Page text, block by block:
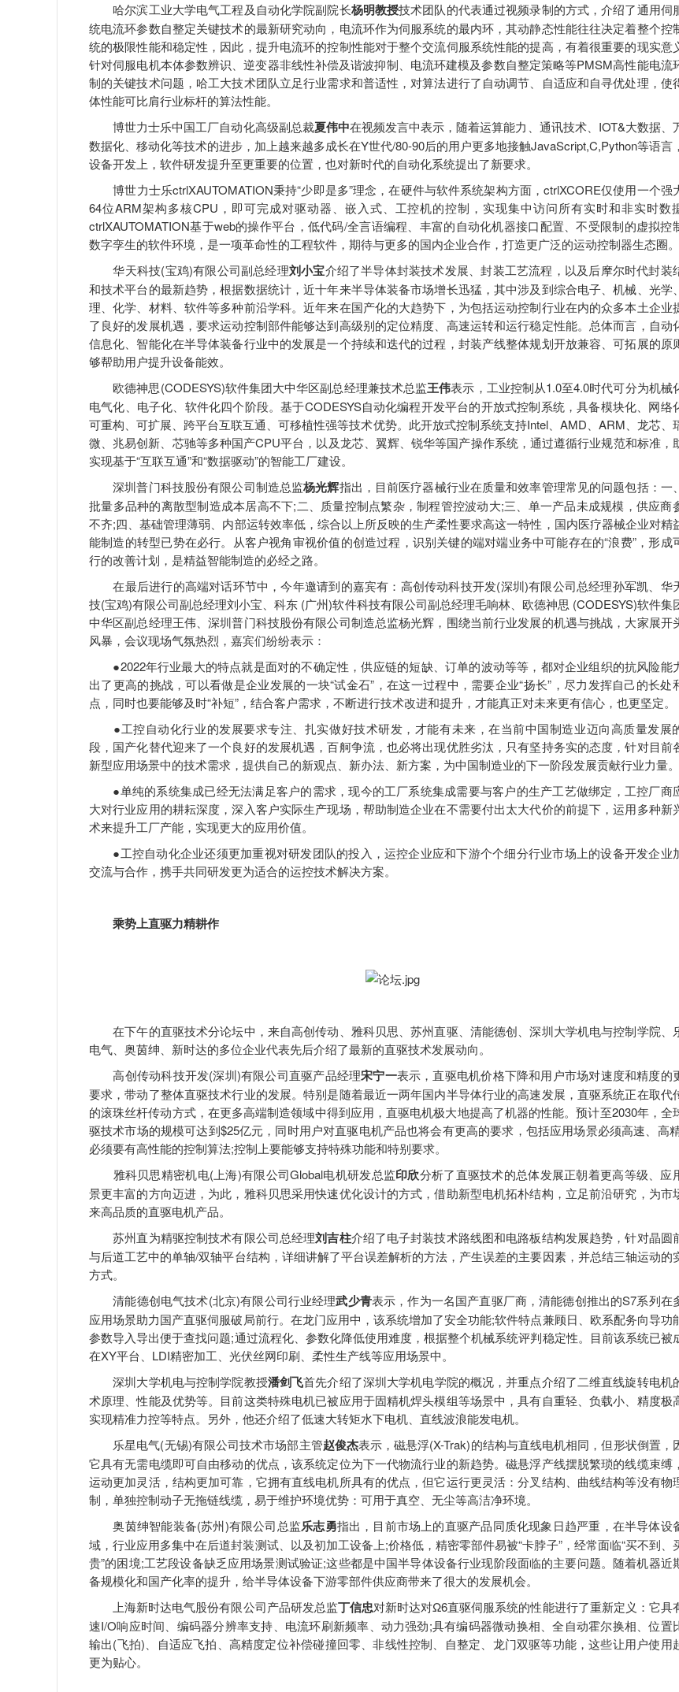
哈尔滨工业大学电气工程及自动化学院副院长杨明教授技术团队的代表通过视频录制的方式，介绍了通用伺
统电流环参数自整定关键技术的最新研究动向，电流环作为伺服系统的最内环，其动静态性能往往决定着整个控
统的极限性能和稳定性，因此，提升电流环的控制性能对于整个交流伺服系统性能的提高，有着很重要的现实意
针对伺服电机本体参数辨识、逆变器非线性补偿及谐波抑制、电流环建模及参数自整定策略等PMSM高性能电流
制的关键技术问题，哈工大技术团队立足行业需求和普适性，对算法进行了自动调节、自适应和自寻优处理，使
体性能可比肩行业标杆的算法性能。
博世力士乐中国工厂自动化高级副总裁夏伟中在视频发言中表示，随着运算能力、通讯技术、IOT&大数据、
数据化、移动化等技术的进步，加上越来越多成长在Y世代/80-90后的用户更多地接触JavaScript,C,Python等语言
设备开发上，软件研发提升至更重要的位置，也对新时代的自动化系统提出了新要求。
博世力士乐ctrlXAUTOMATION秉持“少即是多”理念，在硬件与软件系统架构方面，ctrlXCORE仅使用一个强
64位ARM架构多核CPU，即可完成对驱动器、嵌入式、工控机的控制，实现集中访问所有实时和非实时数据
ctrlXAUTOMATION基于web的操作平台，低代码/全言语编程、丰富的自动化机器接口配置、不受限制的虚拟控
数字孪生的软件环境，是一项革命性的工程软件，期待与更多的国内企业合作，打造更广泛的运动控制器生态圈。
华天科技(宝鸡)有限公司副总经理刘小宝介绍了半导体封装技术发展、封装工艺流程，以及后摩尔时代封装
和技术平台的最新趋势，根据数据统计，近十年来半导体装备市场增长迅猛，其中涉及到综合电子、机械、光学
理、化学、材料、软件等多种前沿学科。近年来在国产化的大趋势下，为包括运动控制行业在内的众多本土企业
了良好的发展机遇，要求运动控制部件能够达到高级别的定位精度、高速运转和运行稳定性能。总体而言，自动
信息化、智能化在半导体装备行业中的发展是一个持续和迭代的过程，封装产线整体规划开放兼容、可拓展的原
够帮助用户提升设备能效。
欧德神思(CODESYS)软件集团大中华区副总经理兼技术总监王伟表示，工业控制从1.0至4.0时代可分为机械
电气化、电子化、软件化四个阶段。基于CODESYS自动化编程开发平台的开放式控制系统，具备模块化、网络
可重构、可扩展、跨平台互联互通、可移植性强等技术优势。此开放式控制系统支持Intel、AMD、ARM、龙芯、
微、兆易创新、芯驰等多种国产CPU平台，以及龙芯、翼辉、锐华等国产操作系统，通过遵循行业规范和标准，
实现基于“互联互通”和“数据驱动”的智能工厂建设。
深圳普门科技股份有限公司制造总监杨光辉指出，目前医疗器械行业在质量和效率管理常见的问题包括：一
批量多品种的离散型制造成本居高不下;二、质量控制点繁杂，制程管控波动大;三、单一产品未成规模，供应商
不齐;四、基础管理薄弱、内部运转效率低，综合以上所反映的生产柔性要求高这一特性，国内医疗器械企业对精
能制造的转型已势在必行。从客户视角审视价值的创造过程，识别关键的端对端业务中可能存在的“浪费”，形成
行的改善计划，是精益智能制造的必经之路。
在最后进行的高端对话环节中，今年邀请到的嘉宾有：高创传动科技开发(深圳)有限公司总经理孙军凯、华
技(宝鸡)有限公司副总经理刘小宝、科东 (广州)软件科技有限公司副总经理毛响林、欧德神思 (CODESYS)软件集
中华区副总经理王伟、深圳普门科技股份有限公司制造总监杨光辉，围绕当前行业发展的机遇与挑战，大家展开
风暴，会议现场气氛热烈，嘉宾们纷纷表示：
●2022年行业最大的特点就是面对的不确定性，供应链的短缺、订单的波动等等，都对企业组织的抗风险能
出了更高的挑战，可以看做是企业发展的一块“试金石”，在这一过程中，需要企业“扬长”，尽力发挥自己的长处
点，同时也要能够及时“补短”，结合客户需求，不断进行技术改进和提升，才能真正对未来更有信心，也更坚定。
●工控自动化行业的发展要求专注、扎实做好技术研发，才能有未来，在当前中国制造业迈向高质量发展
段，国产化替代迎来了一个良好的发展机遇，百舸争流，也必将出现优胜劣汰，只有坚持务实的态度，针对目前
新型应用场景中的技术需求，提供自己的新观点、新办法、新方案，为中国制造业的下一阶段发展贡献行业力量。
●单纯的系统集成已经无法满足客户的需求，现今的工厂系统集成需要与客户的生产工艺做绑定，工控厂商
大对行业应用的耕耘深度，深入客户实际生产现场，帮助制造企业在不需要付出太大代价的前提下，运用多种新
术来提升工厂产能，实现更大的应用价值。
●工控自动化企业还须更加重视对研发团队的投入，运控企业应和下游个个细分行业市场上的设备开发企业
交流与合作，携手共同研发更为适合的运控技术解决方案。
乘势上直驱力精耕作
在下午的直驱技术分论坛中，来自高创传动、雅科贝思、苏州直驱、清能德创、深圳大学机电与控制学院、
电气、奥茵绅、新时达的多位企业代表先后介绍了最新的直驱技术发展动向。
高创传动科技开发(深圳)有限公司直驱产品经理宋宁一表示，直驱电机价格下降和用户市场对速度和精度的
要求，带动了整体直驱技术行业的发展。特别是随着最近一两年国内半导体行业的高速发展，直驱系统正在取代
的滚珠丝杆传动方式，在更多高端制造领域中得到应用，直驱电机极大地提高了机器的性能。预计至2030年，全
驱技术市场的规模可达到$25亿元，同时用户对直驱电机产品也将会有更高的要求，包括应用场景必须高速、高
必须要有高性能的控制算法;控制上要能够支持特殊功能和特别要求。
雅科贝思精密机电(上海)有限公司Global电机研发总监印欣分析了直驱技术的总体发展正朝着更高等级、应
景更丰富的方向迈进，为此，雅科贝思采用快速优化设计的方式，借助新型电机拓朴结构，立足前沿研究，为市
来高品质的直驱电机产品。
苏州直为精驱控制技术有限公司总经理刘吉柱介绍了电子封装技术路线图和电路板结构发展趋势，针对晶圆
与后道工艺中的单轴/双轴平台结构，详细讲解了平台误差解析的方法，产生误差的主要因素，并总结三轴运动的
方式。
清能德创电气技术(北京)有限公司行业经理武少青表示，作为一名国产直驱厂商，清能德创推出的S7系列在
应用场景助力国产直驱伺服破局前行。在龙门应用中，该系统增加了安全功能;软件特点兼顾日、欧系配务向导功
参数导入导出便于查找问题;通过流程化、参数化降低使用难度，根据整个机械系统评判稳定性。目前该系统已被
在XY平台、LDI精密加工、光伏丝网印刷、柔性生产线等应用场景中。
深圳大学机电与控制学院教授潘剑飞首先介绍了深圳大学机电学院的概况，并重点介绍了二维直线旋转电机
术原理、性能及优势等。目前这类特殊电机已被应用于固精机焊头模组等场景中，具有自重轻、负载小、精度极
实现精准力控等特点。另外，他还介绍了低速大转矩水下电机、直线波浪能发电机。
乐星电气(无锡)有限公司技术市场部主管赵俊杰表示，磁悬浮(X-Trak)的结构与直线电机相同，但形状倒置，
它具有无需电缆即可自由移动的优点，该系统定位为下一代物流行业的新趋势。磁悬浮产线摆脱繁琐的线缆束缚
运动更加灵活，结构更加可靠，它拥有直线电机所具有的优点，但它运行更灵活：分叉结构、曲线结构等没有物
制，单独控制动子无拖链线缆，易于维护环境优势：可用于真空、无尘等高洁净环境。
奥茵绅智能装备(苏州)有限公司总监乐志勇指出，目前市场上的直驱产品同质化现象日趋严重，在半导体设
域，行业应用多集中在后道封装测试、以及初加工设备上;价格低，精密零部件易被“卡脖子”，经常面临“买不到、
贵”的困境;工艺段设备缺乏应用场景测试验证;这些都是中国半导体设备行业现阶段面临的主要问题。随着机器近
备规模化和国产化率的提升，给半导体设备下游零部件供应商带来了很大的发展机会。
上海新时达电气股份有限公司产品研发总监丁信忠对新时达对Ω6直驱伺服系统的性能进行了重新定义：它具
速I/O响应时间、编码器分辨率支持、电流环刷新频率、动力强劲;具有编码器微动换相、全自动霍尔换相、位置
输出(飞拍)、自适应飞拍、高精度定位补偿碰撞回零、非线性控制、自整定、龙门双驱等功能，这些让用户使用
更为贴心。